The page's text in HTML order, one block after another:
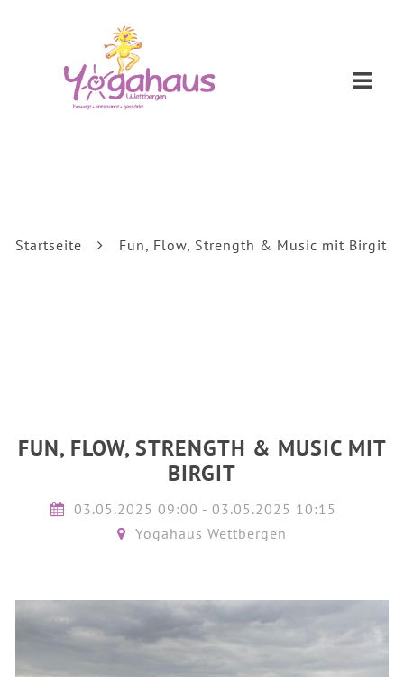
Startseite Fun, Flow, Strength & Music mit Birgit
FUN, FLOW, STRENGTH & MUSIC MIT
BIRGIT
03.05.2025 09:00 - 03.05.2025 10:15
Yogahaus Wettbergen